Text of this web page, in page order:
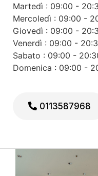
Martedì : 09:00 -
Mercoledì : 09:00 -
Giovedì : 09:00 -
Venerdì : 09:00 -
Sabato : 09:00 -
Domenica : 09:00 -
0113587968